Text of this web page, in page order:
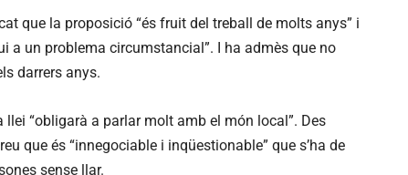
que la proposició “és fruit del treball de molts anys” i
a un problema circumstancial”. I ha admès que no
darrers anys.
“obligarà a parlar molt amb el món local”. Des
que és “innegociable i inqüestionable” que s’ha de
sense llar.